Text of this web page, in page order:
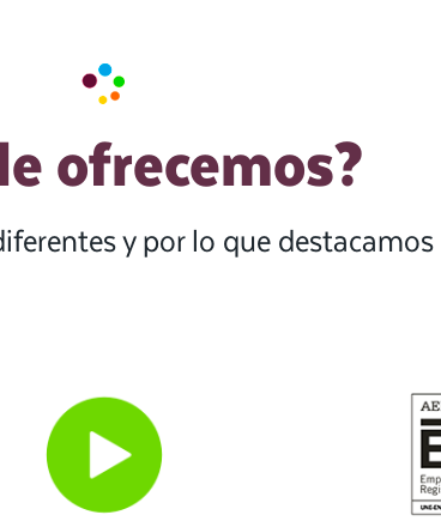
ofrecemos?
y por lo que destacamos